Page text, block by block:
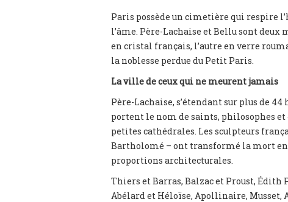
Paris possède un cimetière qui respire
l’âme. Père-Lachaise et Bellu sont
en cristal français, l’autre en verre
la noblesse perdue du Petit Paris.
La ville de ceux qui ne meurent jamais
Père-Lachaise, s’étendant sur plus de
portent le nom de saints, philosophes et
petites cathédrales. Les sculpteurs
Bartholomé – ont transformé la mort
proportions architecturales.
Thiers et Barras, Balzac et Proust,
Abélard et Héloïse, Apollinaire, Musset,